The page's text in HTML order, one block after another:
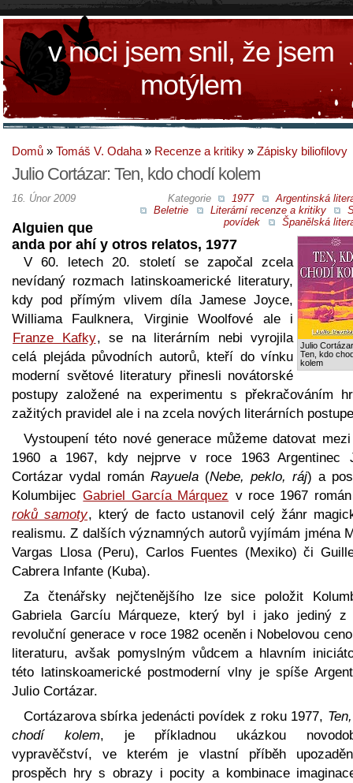
v noci jsem snil, že jsem
motýlem
Domů » Tomáš V. Odaha » Recenze a kritiky » Zápisky biliofilovy
Julio Cortázar: Ten, kdo chodí kolem
Kategorie 1977
Argentinská
Beletrie
Literární recenze a kritiky
povídek
Španělská
16. Únor 2009
Julio
Ten, kdo
kolem
Alguien que
anda por ahí y otros relatos, 1977
V 60. letech 20. století se započal zcela
nevídaný rozmach latinskoamerické literatury,
kdy pod přímým vlivem díla Jamese Joyce,
Williama Faulknera, Virginie Woolfové ale i
Franze Kafky, se na literárním nebi vyrojila
celá plejáda původních autorů, kteří do vínku
moderní světové literatury přinesli novátorské
postupy založené na experimentu s překračováním
zažitých pravidel ale i na zcela nových literárních
Vystoupení této nové generace můžeme datovat
1960 a 1967, kdy nejprve v roce 1963 Argentinec
Cortázar vydal román Rayuela (Nebe, peklo, ráj) a
Kolumbijec Gabriel García Márquez v roce 1967
roků samoty, který de facto ustanovil celý žánr
realismu. Z dalších významných autorů vyjímám jména
Vargas Llosa (Peru), Carlos Fuentes (Mexiko) či
Cabrera Infante (Kuba).
Za čtenářsky nejčtenějšího lze sice položit
Gabriela Garcíu Márqueze, který byl i jako jediný z
revoluční generace v roce 1982 oceněn i Nobelovou
literaturu, avšak pomyslným vůdcem a hlavním
této latinskoamerické postmoderní vlny je spíše
Julio Cortázar.
Cortázarova sbírka jedenácti povídek z roku 1977,
chodí kolem, je příkladnou ukázkou
vypravěčství, ve kterém je vlastní příběh
prospěch hry s obrazy i pocity a kombinace